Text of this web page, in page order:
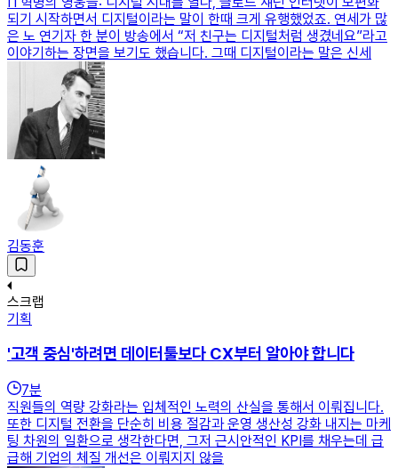
되기 시작하면서 디지털이라는 말이 한때 크게 유행했었죠. 연세가 많
은 노 연기자 한 분이 방송에서 “저 친구는 디지털처럼 생겼네요”라고
이야기하는 장면을 보기도 했습니다. 그때 디지털이라는 말은 신세
김동훈
스크랩
기획
'고객 중심'하려면 데이터툴보다 CX부터 알아야 합니다
7분
직원들의 역량 강화라는 입체적인 노력의 산실을 통해서 이뤄집니다.
또한 디지털 전환을 단순히 비용 절감과 운영 생산성 강화 내지는 마케
팅 차원의 일환으로 생각한다면, 그저 근시안적인 KPI를 채우는데 급
급해 기업의 체질 개선은 이뤄지지 않을